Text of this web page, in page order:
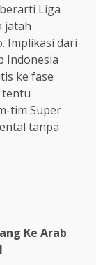
Liga
jatah
Implikasi dari
Indonesia
ke fase
tentu
tim Super
tanpa
Ke Arab